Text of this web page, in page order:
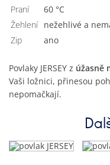
Praní
60 °C
Žehlení
Nežehlivé a
Zip
Ano
Povlaky JERSEY z úžasně
Vaši ložnici, přinesou
nepomačkají.